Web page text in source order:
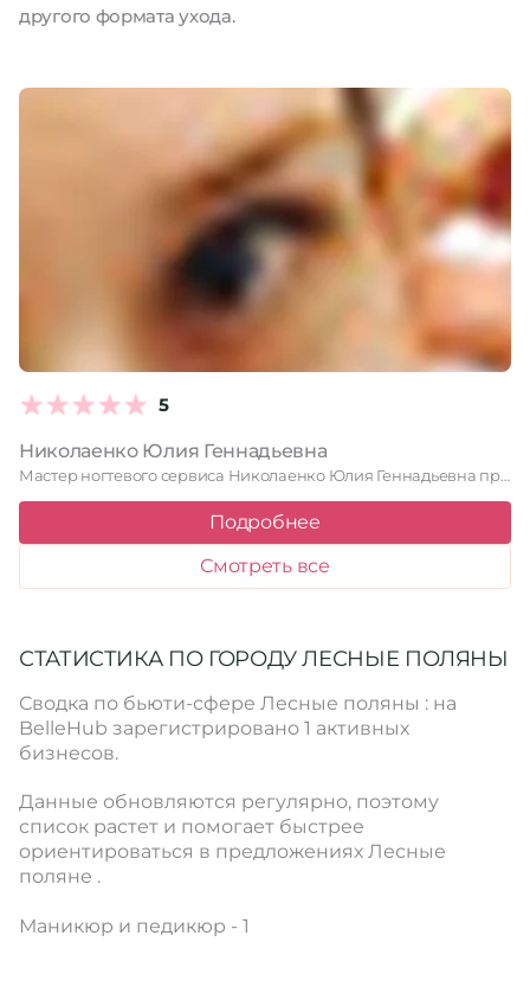
другого формата ухода.
5
Николаенко Юлия Геннадьевна
Мастер ногтевого сервиса Николаенко Юлия Геннадьевна предлагает широкий спектр услуг …
Подробнее
Смотреть все
СТАТИСТИКА ПО ГОРОДУ ЛЕСНЫЕ ПОЛЯНЫ
Сводка по бьюти-сфере Лесные поляны : на
BelleHub зарегистрировано 1 активных
бизнесов.
Данные обновляются регулярно, поэтому
список растет и помогает быстрее
ориентироваться в предложениях Лесные
поляне .
Маникюр и педикюр - 1